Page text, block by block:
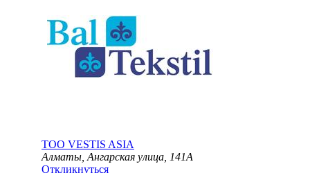
ТОО VESTIS ASIA
Алматы, Ангарская улица, 141А
Откликнуться